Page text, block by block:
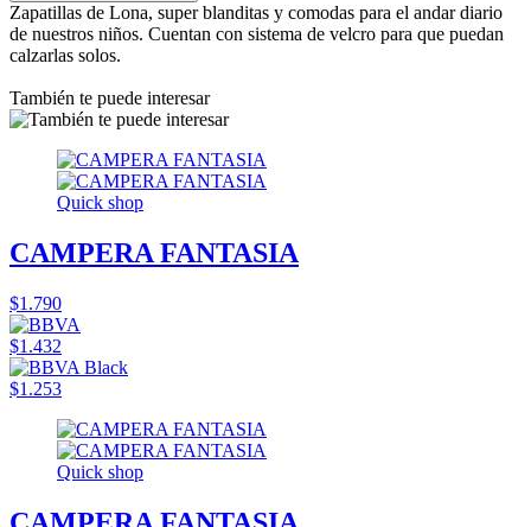
Zapatillas de Lona, super blanditas y comodas para el andar diario
de nuestros niños. Cuentan con sistema de velcro para que puedan
calzarlas solos.
También te puede interesar
Quick shop
CAMPERA FANTASIA
$1.790
$1.432
$1.253
Quick shop